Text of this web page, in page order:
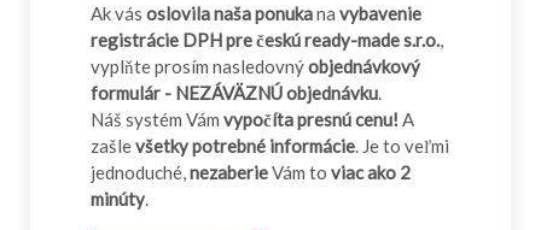
Ak vás oslovila naša ponukana vybavenie
registrácie DPH pre českú ready-made s.r.o.,
vyplňte prosím nasledovnýobjednávkový
formulár - NEZÁVÄZNÚ objednávku.
Náš systém Vám vypočíta presnú cenu! A
zašlevšetky potrebné informácie. Je to veľmi
jednoduché,nezaberieVám to viac ako 2
minúty.